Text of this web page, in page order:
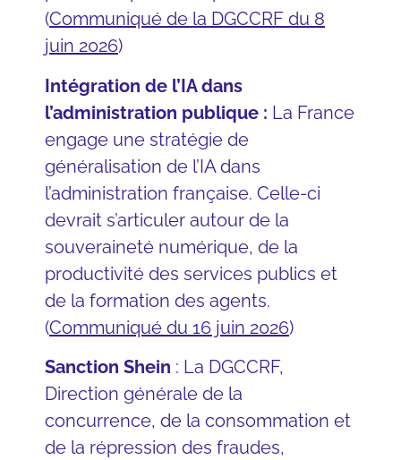
(Communiqué de la DGCCRF du 8
juin 2026)
Intégration de l’IA dans
l’administration publique : La France
engage une stratégie de
généralisation de l’IA dans
l’administration française. Celle-ci
devrait s’articuler autour de la
souveraineté numérique, de la
productivité des services publics et
de la formation des agents.
(Communiqué du 16 juin 2026)
Sanction Shein : La DGCCRF,
Direction générale de la
concurrence, de la consommation et
de la répression des fraudes,